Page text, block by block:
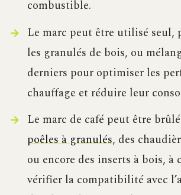
combustible.
Le marc peut être utilisé seul,
les granulés de bois, ou
derniers pour optimiser les
chauffage et réduire leur
Le marc de café peut être
poêles à granulés, des
ou encore des inserts à bois,
vérifier la compatibilité avec